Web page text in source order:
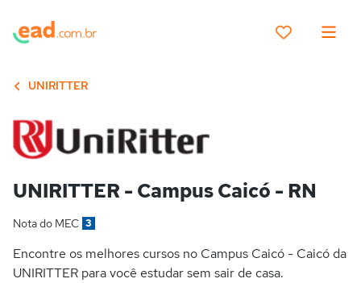
UNIRITTER
UNIRITTER - Campus Caicó - RN
Nota do MEC 3
Encontre os melhores cursos no Campus Caicó - Caicó da
UNIRITTER para você estudar sem sair de casa.